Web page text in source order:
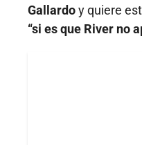
Gallardoy quiere
“si es que River no